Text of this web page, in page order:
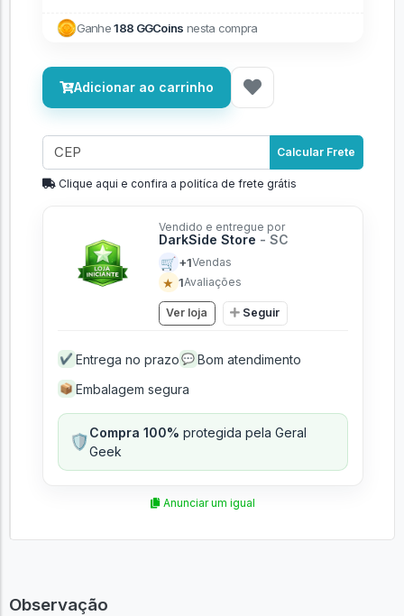
Ganhe188 GGCoins nesta compra
Adicionar ao carrinho
Calcular Frete
Clique aqui e confira a politíca de frete grátis
Vendido e entregue por
DarkSide Store - SC
🛒 +1Vendas
★ 1Avaliações
Ver loja Seguir
✔ Entrega no prazo 💬 Bom atendimento
📦 Embalagem segura
🛡️Compra 100% protegida pela Geral
Geek
Anunciar um igual
Observação